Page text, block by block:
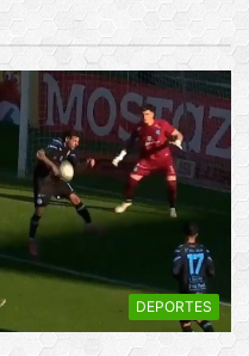
DEPORTES